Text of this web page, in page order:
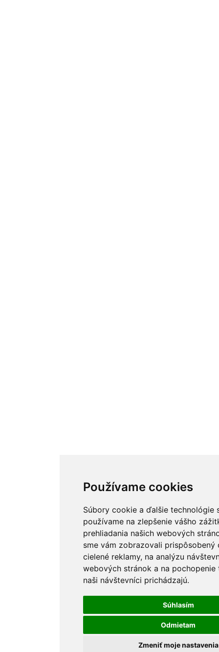
Používame cookies
Súbory cookie a ďalšie technológie
používame na zlepšenie vášho
prehliadania našich webových
sme vám zobrazovali prispôsobený
cielené reklamy, na analýzu
webových stránok a na
naši návštevníci prichádzajú.
Súhlasím
Odmietam
Zmeniť moje nastavenia
Používame cookies
Súbory cookie a ďalšie technológie
používame na zlepšenie vášho
prehliadania našich webových
sme vám zobrazovali prispôsobený
cielené reklamy, na analýzu
webových stránok a na
naši návštevníci prichádzajú.
Súhlasím
Odmietam
Zmeniť moje nastavenia